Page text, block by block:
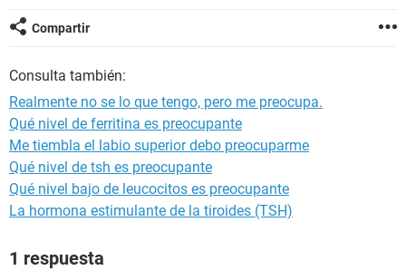
Compartir
Consulta también:
Realmente no se lo que tengo, pero me preocupa.
Qué nivel de ferritina es preocupante
Me tiembla el labio superior debo preocuparme
Qué nivel de tsh es preocupante
Qué nivel bajo de leucocitos es preocupante
La hormona estimulante de la tiroides (TSH)
1 respuesta